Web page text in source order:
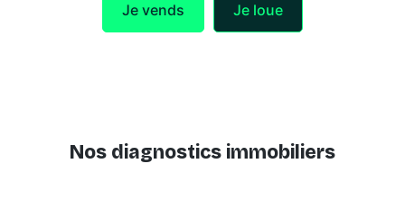
Je vends Je loue
Nos diagnostics immobiliers